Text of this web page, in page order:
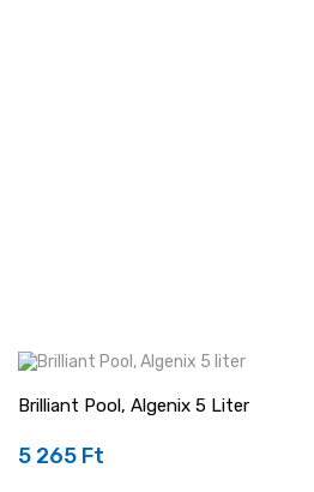
Brilliant Pool, Algenix 5 Liter
Ár
5 265 Ft